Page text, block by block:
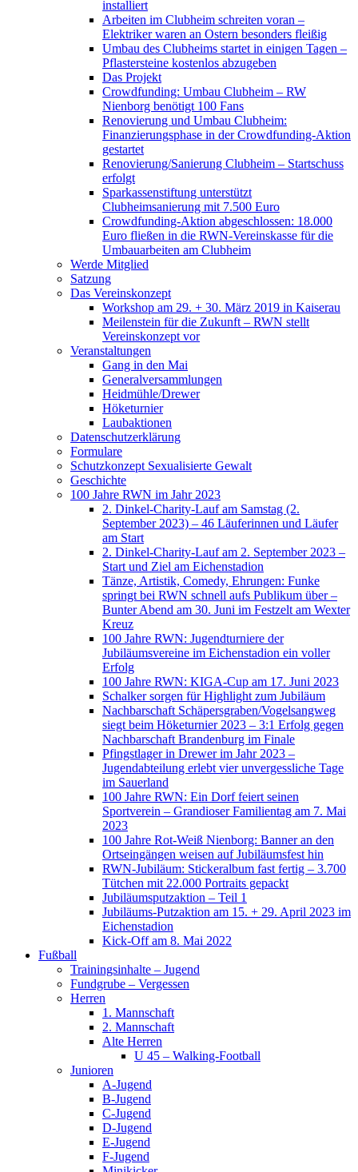
installiert
Arbeiten im Clubheim schreiten voran –
Elektriker waren an Ostern besonders fleißig
Umbau des Clubheims startet in einigen Tagen –
Pflastersteine kostenlos abzugeben
Das Projekt
Crowdfunding: Umbau Clubheim – RW
Nienborg benötigt 100 Fans
Renovierung und Umbau Clubheim:
Finanzierungsphase in der Crowdfunding-Aktion
gestartet
Renovierung/Sanierung Clubheim – Startschuss
erfolgt
Sparkassenstiftung unterstützt
Clubheimsanierung mit 7.500 Euro
Crowdfunding-Aktion abgeschlossen: 18.000
Euro fließen in die RWN-Vereinskasse für die
Umbauarbeiten am Clubheim
Werde Mitglied
Satzung
Das Vereinskonzept
Workshop am 29. + 30. März 2019 in Kaiserau
Meilenstein für die Zukunft – RWN stellt
Vereinskonzept vor
Veranstaltungen
Gang in den Mai
Generalversammlungen
Heidmühle/Drewer
Höketurnier
Laubaktionen
Datenschutzerklärung
Formulare
Schutzkonzept Sexualisierte Gewalt
Geschichte
100 Jahre RWN im Jahr 2023
2. Dinkel-Charity-Lauf am Samstag (2.
September 2023) – 46 Läuferinnen und Läufer
am Start
2. Dinkel-Charity-Lauf am 2. September 2023 –
Start und Ziel am Eichenstadion
Tänze, Artistik, Comedy, Ehrungen: Funke
springt bei RWN schnell aufs Publikum über –
Bunter Abend am 30. Juni im Festzelt am Wexter
Kreuz
100 Jahre RWN: Jugendturniere der
Jubiläumsvereine im Eichenstadion ein voller
Erfolg
100 Jahre RWN: KIGA-Cup am 17. Juni 2023
Schalker sorgen für Highlight zum Jubiläum
Nachbarschaft Schäpersgraben/Vogelsangweg
siegt beim Höketurnier 2023 – 3:1 Erfolg gegen
Nachbarschaft Brandenburg im Finale
Pfingstlager in Drewer im Jahr 2023 –
Jugendabteilung erlebt vier unvergessliche Tage
im Sauerland
100 Jahre RWN: Ein Dorf feiert seinen
Sportverein – Grandioser Familientag am 7. Mai
2023
100 Jahre Rot-Weiß Nienborg: Banner an den
Ortseingängen weisen auf Jubiläumsfest hin
RWN-Jubiläum: Stickeralbum fast fertig – 3.700
Tütchen mit 22.000 Portraits gepackt
Jubiläumsputzaktion – Teil 1
Jubiläums-Putzaktion am 15. + 29. April 2023 im
Eichenstadion
Kick-Off am 8. Mai 2022
Fußball
Trainingsinhalte – Jugend
Fundgrube – Vergessen
Herren
1. Mannschaft
2. Mannschaft
Alte Herren
U 45 – Walking-Football
Junioren
A-Jugend
B-Jugend
C-Jugend
D-Jugend
E-Jugend
F-Jugend